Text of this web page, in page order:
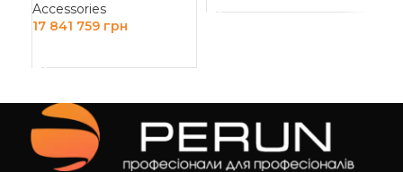
Accessories
17 841 759 грн